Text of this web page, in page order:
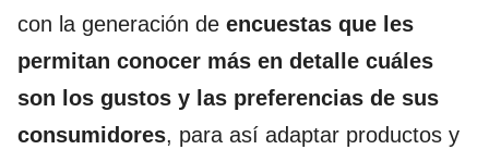
con la generación de encuestas que les
permitan conocer más en detalle cuáles
son los gustos y las preferencias de sus
consumidores, para así adaptar productos y